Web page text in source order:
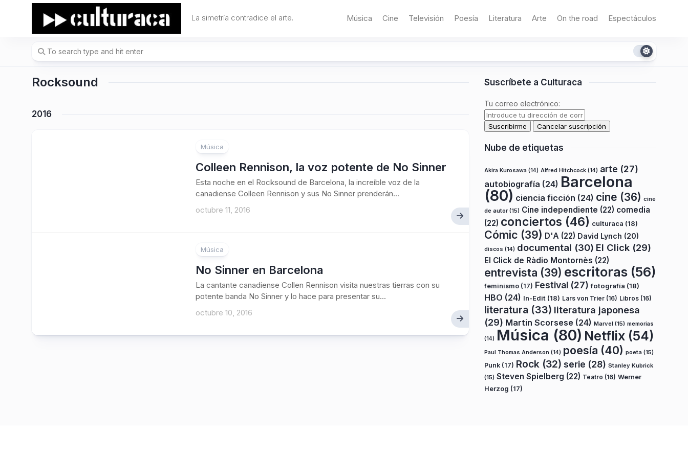
La simetría contradice el arte. Música Cine Televisión Poesía Literatura Arte On the road Espectáculos
Rocksound
2016
Música
Colleen Rennison, la voz potente de No Sinner
Esta noche en el Rocksound de Barcelona, la increíble voz de la
canadiense Colleen Rennison y sus No Sinner prenderán...
octubre 11, 2016
Música
No Sinner en Barcelona
La cantante canadiense Collen Rennison visita nuestras tierras con su
potente banda No Sinner y lo hace para presentar su...
octubre 10, 2016
Suscríbete a Culturaca
Tu correo electrónico:
Nube de etiquetas
Akira Kurosawa (14) Alfred Hitchcock (14) arte (27)
autobiografía (24) Barcelona
(80) ciencia ficción (24) cine (36) cine
de autor(15) Cine independiente (22) comedia
(22) conciertos (46) culturaca (18)
Cómic (39) D'A (22) David Lynch (20)
discos (14) documental (30) El Click (29)
El Click de Ràdio Montornès (22)
entrevista (39) escritoras (56)
feminismo (17) Festival (27) fotografía (18)
HBO (24) In-Edit (18) Lars von Trier (16) Libros (16)
literatura (33) literatura japonesa
(29) Martin Scorsese (24) Marvel (15) memorias
(14) Música (80) Netflix (54)
Paul Thomas Anderson (14) poesía (40) poeta (15)
Punk (17) Rock (32) serie (28) Stanley Kubrick
(15) Steven Spielberg (22) Teatro (16) Werner
Herzog (17)